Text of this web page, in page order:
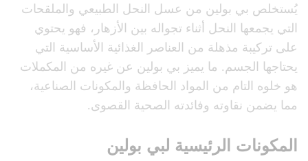
يُستخلص بي بولين من عسل النحل الطبيعي والملقحات
التي يجمعها النحل أثناء تجواله بين الأزهار، فهو يحتوي
على تركيبة مذهلة من العناصر الغذائية الأساسية التي
يحتاجها الجسم. ما يميز بي بولين عن غيره من المكملات
هو خلوه التام من المواد الحافظة والمكونات الصناعية،
مما يضمن نقاوته وفائدته الصحية القصوى.
المكونات الرئيسية لبي بولين